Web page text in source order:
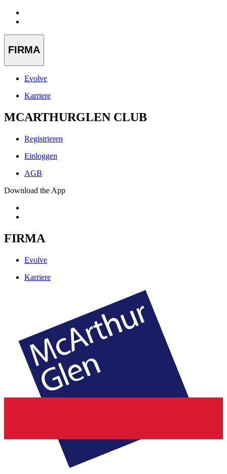
FIRMA
Evolve
Karriere
MCARTHURGLEN CLUB
Registrieren
Einloggen
AGB
Download the App
FIRMA
Evolve
Karriere